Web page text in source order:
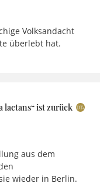
Volksandacht
überlebt hat.
lactans“ ist zurück
aus dem
wieder in Berlin.